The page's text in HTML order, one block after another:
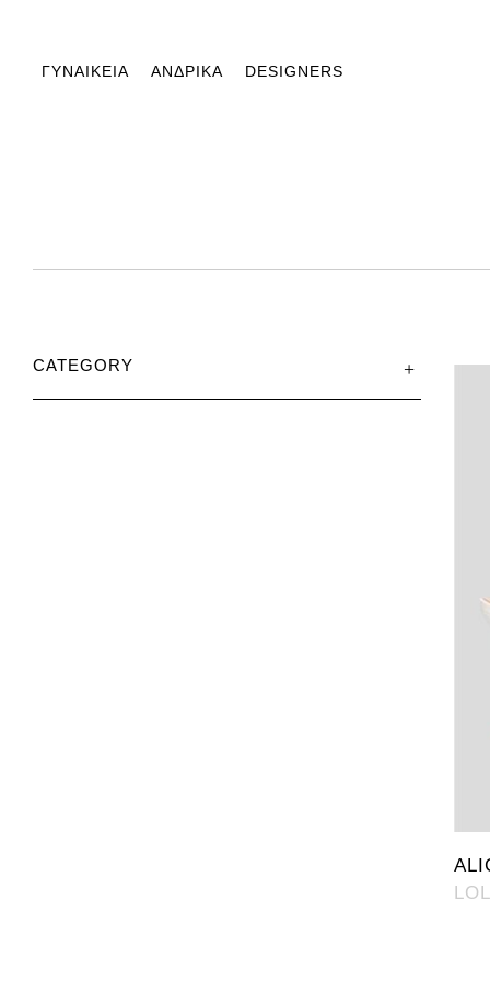
ΓΥΝΑΙΚΕΙΑ AΝΔΡΙΚΑ DESIGNERS
CATEGORY